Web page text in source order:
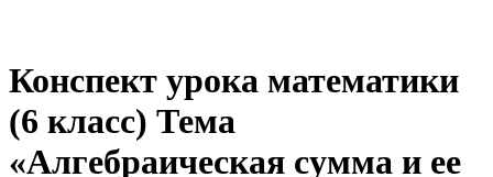
Конспект урока математики
(6 класс) Тема
«Алгебраическая сумма и ее